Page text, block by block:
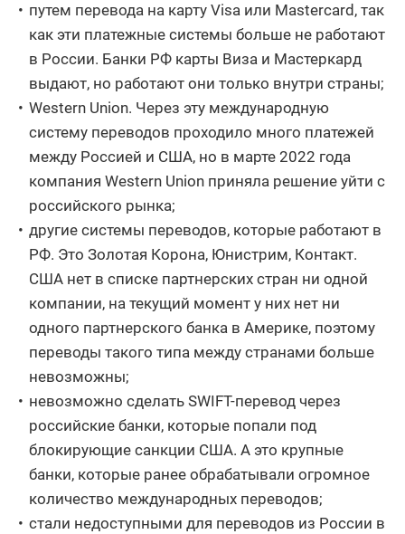
путем перевода на карту Visa или Mastercard, так
как эти платежные системы больше не работают
в России. Банки РФ карты Виза и Мастеркард
выдают, но работают они только внутри страны;
Western Union. Через эту международную
систему переводов проходило много платежей
между Россией и США, но в марте 2022 года
компания Western Union приняла решение уйти с
российского рынка;
другие системы переводов, которые работают в
РФ. Это Золотая Корона, Юнистрим, Контакт.
США нет в списке партнерских стран ни одной
компании, на текущий момент у них нет ни
одного партнерского банка в Америке, поэтому
переводы такого типа между странами больше
невозможны;
невозможно сделать SWIFT-перевод через
российские банки, которые попали под
блокирующие санкции США. А это крупные
банки, которые ранее обрабатывали огромное
количество международных переводов;
стали недоступными для переводов из России в